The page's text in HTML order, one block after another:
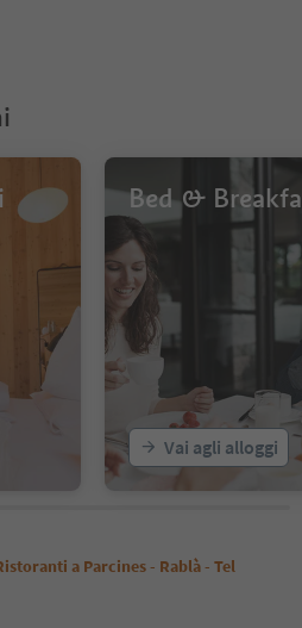
Bed &
Vai agli alloggi
a Parcines - Rablà - Tel